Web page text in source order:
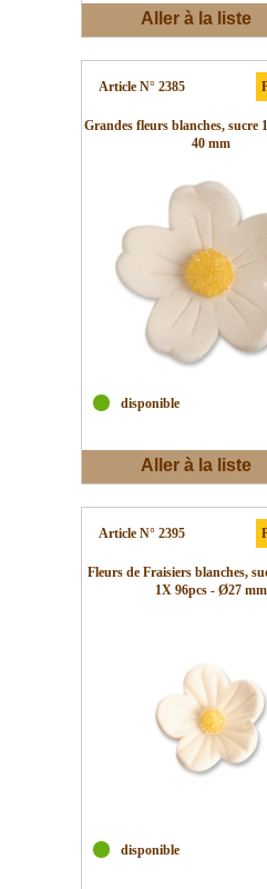
Aller à la liste
Article N° 2385
Grandes fleurs blanches, sucre
40 mm
disponible
Aller à la liste
Article N° 2395
Fleurs de Fraisiers blanches,
1X 96pcs - Ø27 mm
disponible